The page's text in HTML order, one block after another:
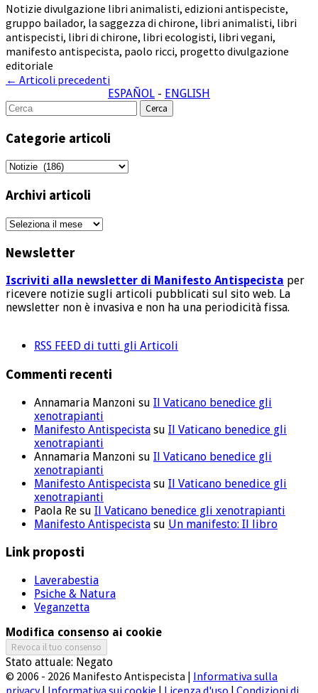
Notizie divulgazione libri animalisti, edizioni antispeciste,
gruppo bailador, la saggezza di chirone, libri animalisti, libri
antispecisti, libri di chirone, libri ecologisti, libri vegani,
manifesto antispecista, paolo ricci, progetto divulgazione
editoriale
Post
← Articoli precedenti
ESPAÑOL - ENGLISH
Cerca
per:
Categorie articoli
Categorie
Archivi articoli
Archivi
Newsletter
Iscriviti alla newsletter di Manifesto Antispecista per
ricevere notizie sugli articoli pubblicati sul sito web. La
newsletter non è invasiva e non ha una periodicità fissa.
RSS FEED di tutti gli Articoli
Commenti recenti
Annamaria Manzoni su Il Vaticano benedice gli
xenotrapianti
Manifesto Antispecista su Il Vaticano benedice gli
xenotrapianti
Annamaria Manzoni su Il Vaticano benedice gli
xenotrapianti
Manifesto Antispecista su Il Vaticano benedice gli
xenotrapianti
Paola Re su Il Vaticano benedice gli xenotrapianti
Manifesto Antispecista su Un manifesto: Il libro
Link proposti
Laverabestia
Psiche & Natura
Veganzetta
Modifica consenso ai cookie
Revoca il tuo consenso
Stato attuale: Negato
© 2006 - 2026 Manifesto Antispecista | Informativa sulla